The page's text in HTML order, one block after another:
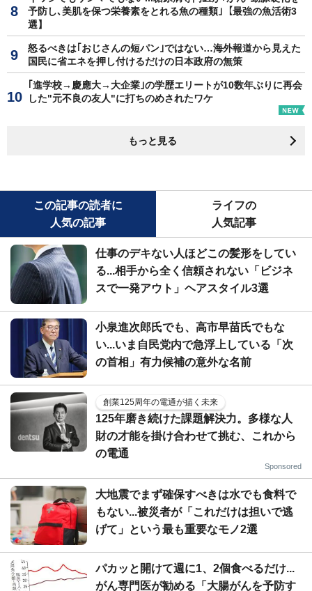
予防し､美肌を保つ栄養素をとれる魚の種類｣【最強の魚活術3
選】
怒るべきは｢おじさんの短パン｣ではない…海外報道から見えた
国民に省エネを押し付けるだけの日本政府の無策
｢進学校→慶應大→大企業｣の学歴エリートが10数年ぶりに再会
した"元不良の友人"に打ちのめされたワケ
もっと見る
この記事の読者に
人気の記事
ライフの
人気記事
仕事のデキない人ほどこの髪形をしてい
る...相手から全く信頼されない「ビジネ
スで一発アウト」ヘアスタイル3選
小泉進次郎氏でも、高市早苗氏でもな
い...いま自民党内で急浮上している「次
の首相」有力候補の意外な名前
創業125周年の電通が描く未来
125年磨き続けた課題解決力。多様な人
財の才能を掛け合わせて挑む、これから
の電通
Sponsored
大地震でまず確保すべきは水でも食料で
もない...被災者が「これだけは担いで逃
げて」という最も重要なモノ2選
パカッと開けて週に1、2個食べるだけ...
がん専門医が勧める「大腸がんを予防す